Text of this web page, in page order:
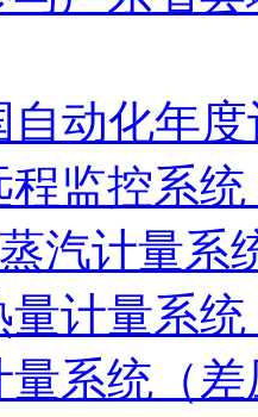
自动化年
监控系
汽计量系
量计量系
量系统（